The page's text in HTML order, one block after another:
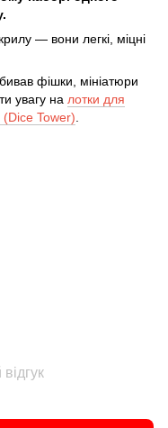
— вони легкі, міцні
фішки, мініатюри
увагу на лотки для
(Dice Tower)